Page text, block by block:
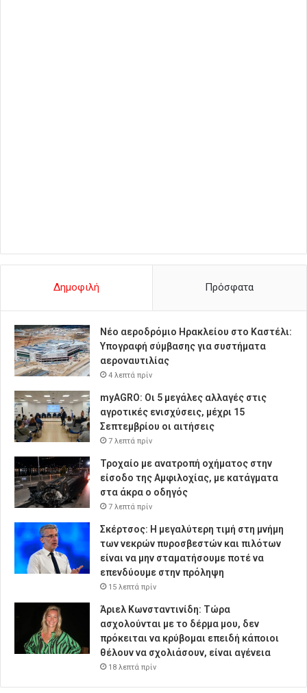
Δημοφιλή Πρόσφατα
Νέο αεροδρόμιο Ηρακλείου στο Καστέλι:
Υπογραφή σύμβασης για συστήματα
αεροναυτιλίας
4 λεπτά πρίν
myAGRO: Οι 5 μεγάλες αλλαγές στις
αγροτικές ενισχύσεις, μέχρι 15
Σεπτεμβρίου οι αιτήσεις
7 λεπτά πρίν
Τροχαίο με ανατροπή οχήματος στην
είσοδο της Αμφιλοχίας, με κατάγματα
στα άκρα ο οδηγός
7 λεπτά πρίν
Σκέρτσος: Η μεγαλύτερη τιμή στη μνήμη
των νεκρών πυροσβεστών και πιλότων
είναι να μην σταματήσουμε ποτέ να
επενδύουμε στην πρόληψη
15 λεπτά πρίν
Άριελ Κωνσταντινίδη: Τώρα
ασχολούνται με το δέρμα μου, δεν
πρόκειται να κρύβομαι επειδή κάποιοι
θέλουν να σχολιάσουν, είναι αγένεια
18 λεπτά πρίν